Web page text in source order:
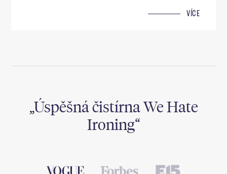
VÍCE
Úspěšná čistírna We Hate
Ironing